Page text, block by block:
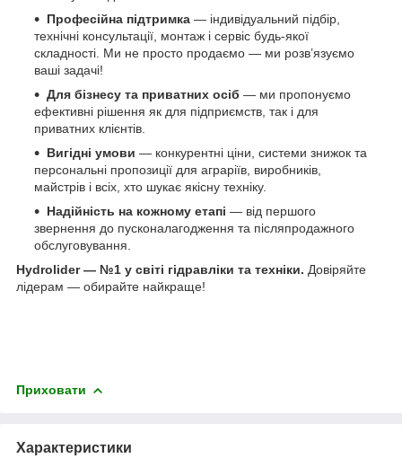
Професійна підтримка — індивідуальний підбір,
технічні консультації, монтаж і сервіс будь-якої
складності. Ми не просто продаємо — ми розв’язуємо
ваші задачі!
Для бізнесу та приватних осіб — ми пропонуємо
ефективні рішення як для підприємств, так і для
приватних клієнтів.
Вигідні умови — конкурентні ціни, системи знижок та
персональні пропозиції для аграріїв, виробників,
майстрів і всіх, хто шукає якісну техніку.
Надійність на кожному етапі — від першого
звернення до пусконалагодження та післяпродажного
обслуговування.
Hydrolider — №1 у світі гідравліки та техніки. Довіряйте
лідерам — обирайте найкраще!
Приховати
Характеристики